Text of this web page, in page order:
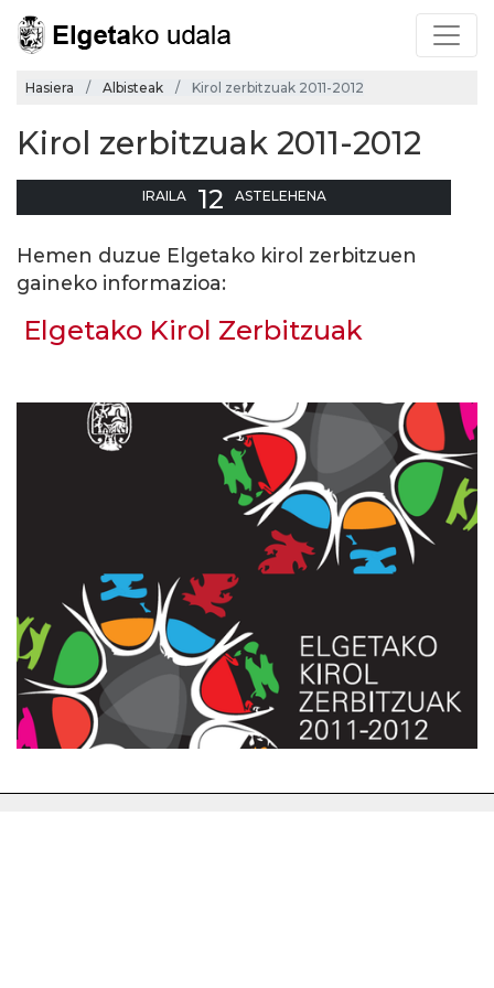
Hasiera Albisteak Kirol zerbitzuak 2011-2012
Kirol zerbitzuak 2011-2012
IRAILA 12 ASTELEHENA
Hemen duzue Elgetako kirol zerbitzuen
gaineko informazioa:
Elgetako Kirol Zerbitzuak